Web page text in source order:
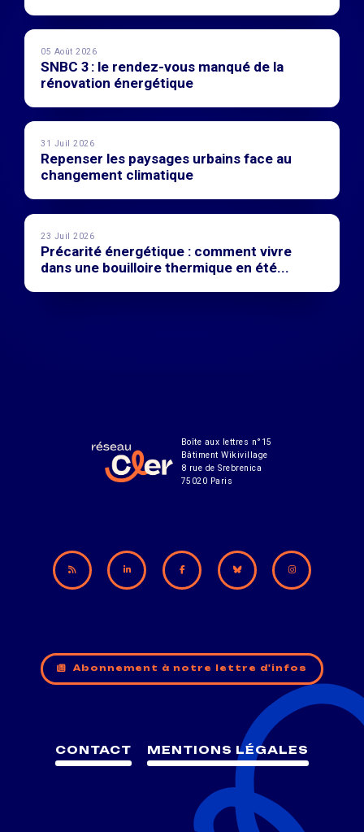
05 Août 2026
SNBC 3 : le rendez-vous manqué de la
rénovation énergétique
31 Juil 2026
Repenser les paysages urbains face au
changement climatique
23 Juil 2026
Précarité énergétique : comment vivre
dans une bouilloire thermique en été...
Boîte aux lettres n°15
Bâtiment Wikivillage
8 rue de Srebrenica
75020 Paris
Abonnement à notre lettre d'infos
CONTACT MENTIONS LÉGALES